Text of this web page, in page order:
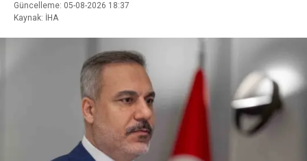
Güncelleme: 05-08-2026 18:37
Kaynak: İHA